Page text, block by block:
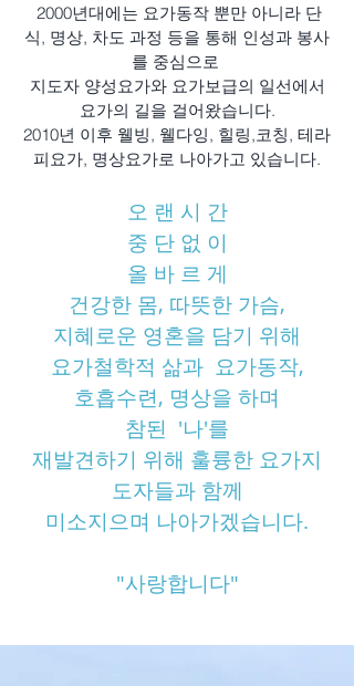
2000년대에는 요가동작 뿐만 아니라 단
식, 명상, 차도 과정 등을 통해 인성과 봉사
를 중심으로
지도자 양성요가와 요가보급의 일선에서
요가의 길을 걸어왔습니다.
2010년 이후 웰빙, 웰다잉, 힐링,코칭, 테라
피요가, 명상요가로 나아가고 있습니다.
오 랜 시 간
중 단 없 이
올 바 르 게
건강한 몸, 따뜻한 가슴,
지혜로운 영혼을 담기 위해
요가철학적 삶과 요가동작,
호흡수련, 명상을 하며
참된 '나'를
재발견하기 위해 훌륭한 요가지
도자들과 함께
미소지으며 나아가겠습니다.
"사랑합니다"